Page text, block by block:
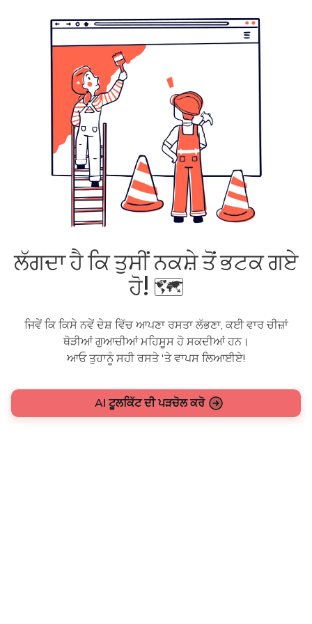
ਲੱਗਦਾ ਹੈ ਕਿ ਤੁਸੀਂ ਨਕਸ਼ੇ ਤੋਂ ਭਟਕ ਗਏ
ਹੋ! 🗺️
ਜਿਵੇਂ ਕਿ ਕਿਸੇ ਨਵੇਂ ਦੇਸ਼ ਵਿੱਚ ਆਪਣਾ ਰਸਤਾ ਲੱਭਣਾ, ਕਈ ਵਾਰ ਚੀਜ਼ਾਂ
ਥੋੜੀਆਂ ਗੁਆਚੀਆਂ ਮਹਿਸੂਸ ਹੋ ਸਕਦੀਆਂ ਹਨ।
ਆਓ ਤੁਹਾਨੂੰ ਸਹੀ ਰਸਤੇ 'ਤੇ ਵਾਪਸ ਲਿਆਈਏ!
AI ਟੂਲਕਿੱਟ ਦੀ ਪੜਚੋਲ ਕਰੋ